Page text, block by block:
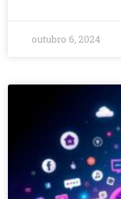
outubro 6, 2024